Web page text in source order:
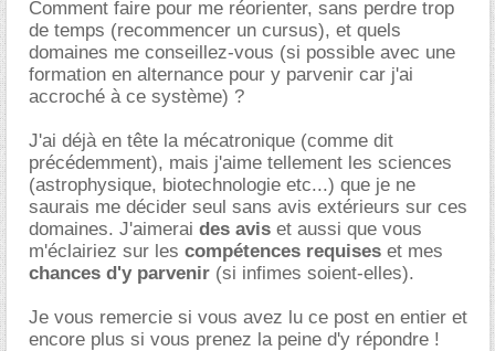
Comment faire pour me réorienter, sans perdre trop
de temps (recommencer un cursus), et quels
domaines me conseillez-vous (si possible avec une
formation en alternance pour y parvenir car j'ai
accroché à ce système) ?
J'ai déjà en tête la mécatronique (comme dit
précédemment), mais j'aime tellement les sciences
(astrophysique, biotechnologie etc...) que je ne
saurais me décider seul sans avis extérieurs sur ces
domaines. J'aimerai des avis et aussi que vous
m'éclairiez sur les compétences requises et mes
chances d'y parvenir (si infimes soient-elles).
Je vous remercie si vous avez lu ce post en entier et
encore plus si vous prenez la peine d'y répondre !